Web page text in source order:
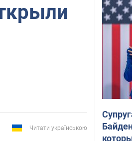
Читати українською